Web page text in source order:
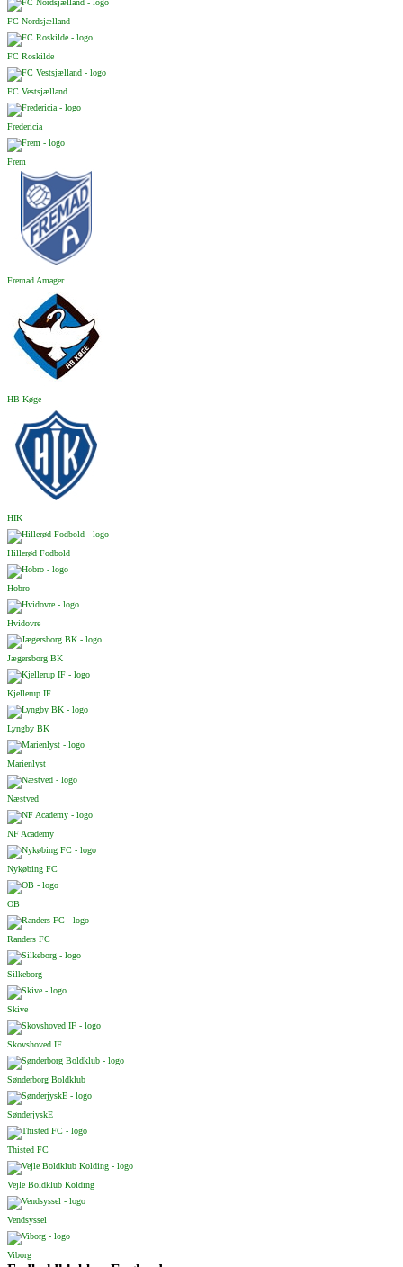
FC Nordsjælland
FC Roskilde
FC Vestsjælland
Fredericia
Frem
Fremad Amager
HB Køge
HIK
Hillerød Fodbold
Hobro
Hvidovre
Jægersborg BK
Kjellerup IF
Lyngby BK
Marienlyst
Næstved
NF Academy
Nykøbing FC
OB
Randers FC
Silkeborg
Skive
Skovshoved IF
Sønderborg Boldklub
SønderjyskE
Thisted FC
Vejle Boldklub Kolding
Vendsyssel
Viborg